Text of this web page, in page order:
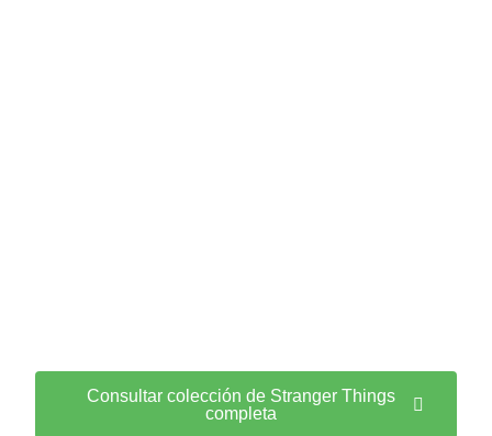
Consultar colección de Stranger Things
completa